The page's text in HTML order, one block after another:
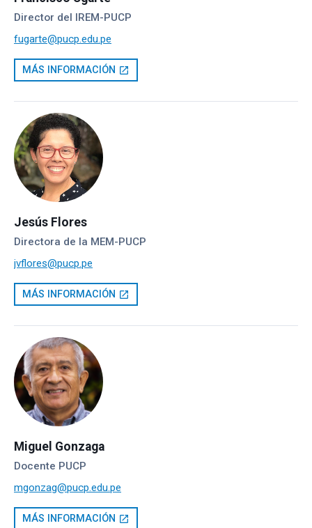
Director del IREM-PUCP
fugarte@pucp.edu.pe
MÁS INFORMACIÓN open_in_new
Jesús Flores
Directora de la MEM-PUCP
jvflores@pucp.pe
MÁS INFORMACIÓN open_in_new
Miguel Gonzaga
Docente PUCP
mgonzag@pucp.edu.pe
MÁS INFORMACIÓN open_in_new